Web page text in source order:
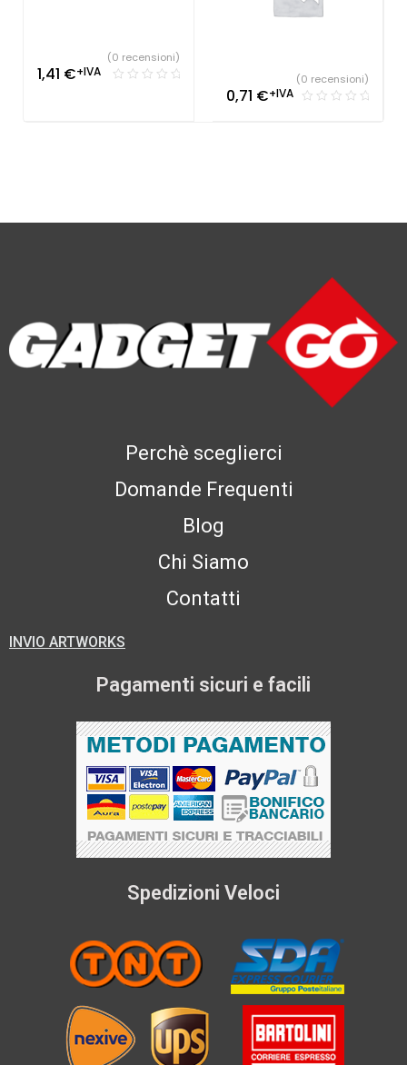
1,41 €+IVA
(0 recensioni)
0,71 €+IVA
(0 recensioni)
Perchè sceglierci
Domande Frequenti
Blog
Chi Siamo
Contatti
INVIO ARTWORKS
Pagamenti sicuri e facili
Spedizioni Veloci